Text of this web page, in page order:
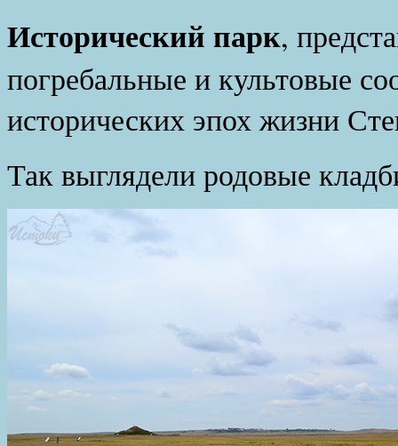
Исторический парк,
погребальные и культовые
исторических эпох жизни
Так выглядели родовые